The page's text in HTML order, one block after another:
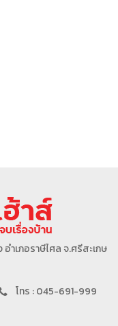
ำเภอราษีไศล จ.ศรีสะเกษ
โทร : 045-691-999